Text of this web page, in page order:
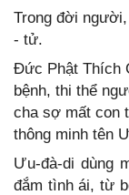
Trong đời
- tử.
Đức Phật Thích
bệnh, thi thể
cha sợ mất con
thông minh tên
Ưu-đà-di dùng
đắm tình ái, từ